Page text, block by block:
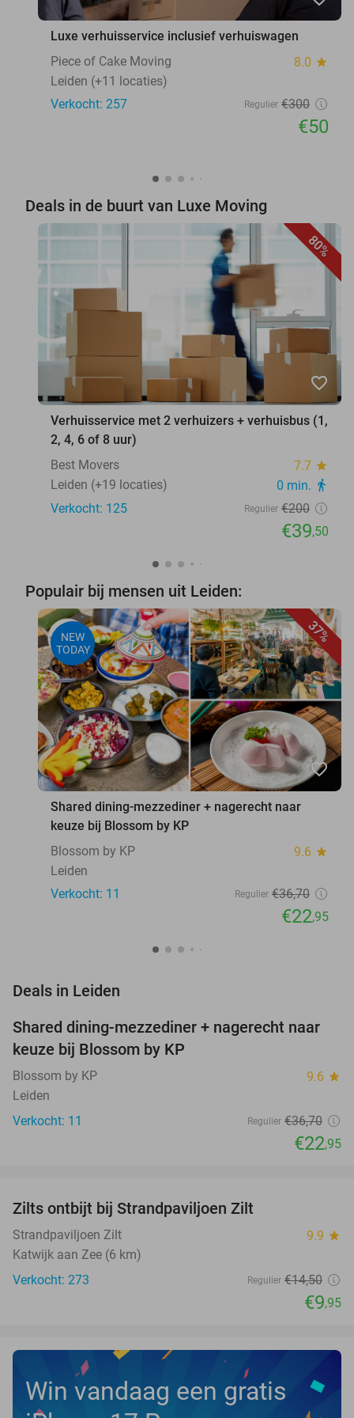
Luxe verhuisservice inclusief verhuiswagen
Piece of Cake Moving
8.0 star
Leiden (+11 locaties)
Verkocht: 257
Regulier €300
€50
Deals in de buurt van Luxe Moving
80%
favorite_border
Verhuisservice met 2 verhuizers + verhuisbus (1,
2, 4, 6 of 8 uur)
Best Movers
7.7 star
Leiden (+19 locaties) 0 min. directions_walk
Verkocht: 125 Regulier €200
€39,50
Populair bij mensen uit Leiden:
37%
NEW
TODAY
favorite_border
Shared dining-mezzediner + nagerecht naar
keuze bij Blossom by KP
Blossom by KP
9.6 star
Leiden
Verkocht: 11
Regulier €36,70
€22,95
Deals in Leiden
37%
TODAY
Shared dining-mezzediner + nagerecht naar
keuze bij Blossom by KP
Blossom by KP 9.6 star
Leiden
Verkocht: 11
Regulier €36,70
€22,95
Zilts ontbijt bij Strandpaviljoen Zilt
Strandpaviljoen Zilt 9.9 star
Katwijk aan Zee (6 km)
Verkocht: 273
Regulier €14,50
€9,95
Win vandaag een gratis